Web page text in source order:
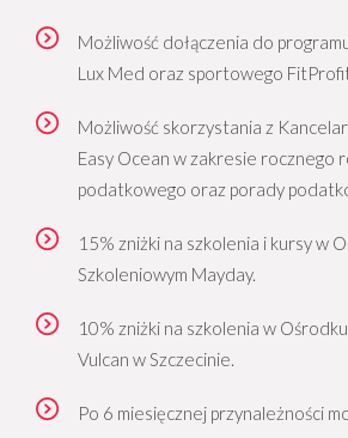
Możliwość dołączenia do
Lux Med oraz sportowego
Możliwość skorzystania z
Easy Ocean w zakresie rocznego
podatkowego oraz porady
15% zniżki na szkolenia i kursy w
Szkoleniowym Mayday.
10% zniżki na szkolenia w
Vulcan w Szczecinie.
Po 6 miesięcznej przynależności